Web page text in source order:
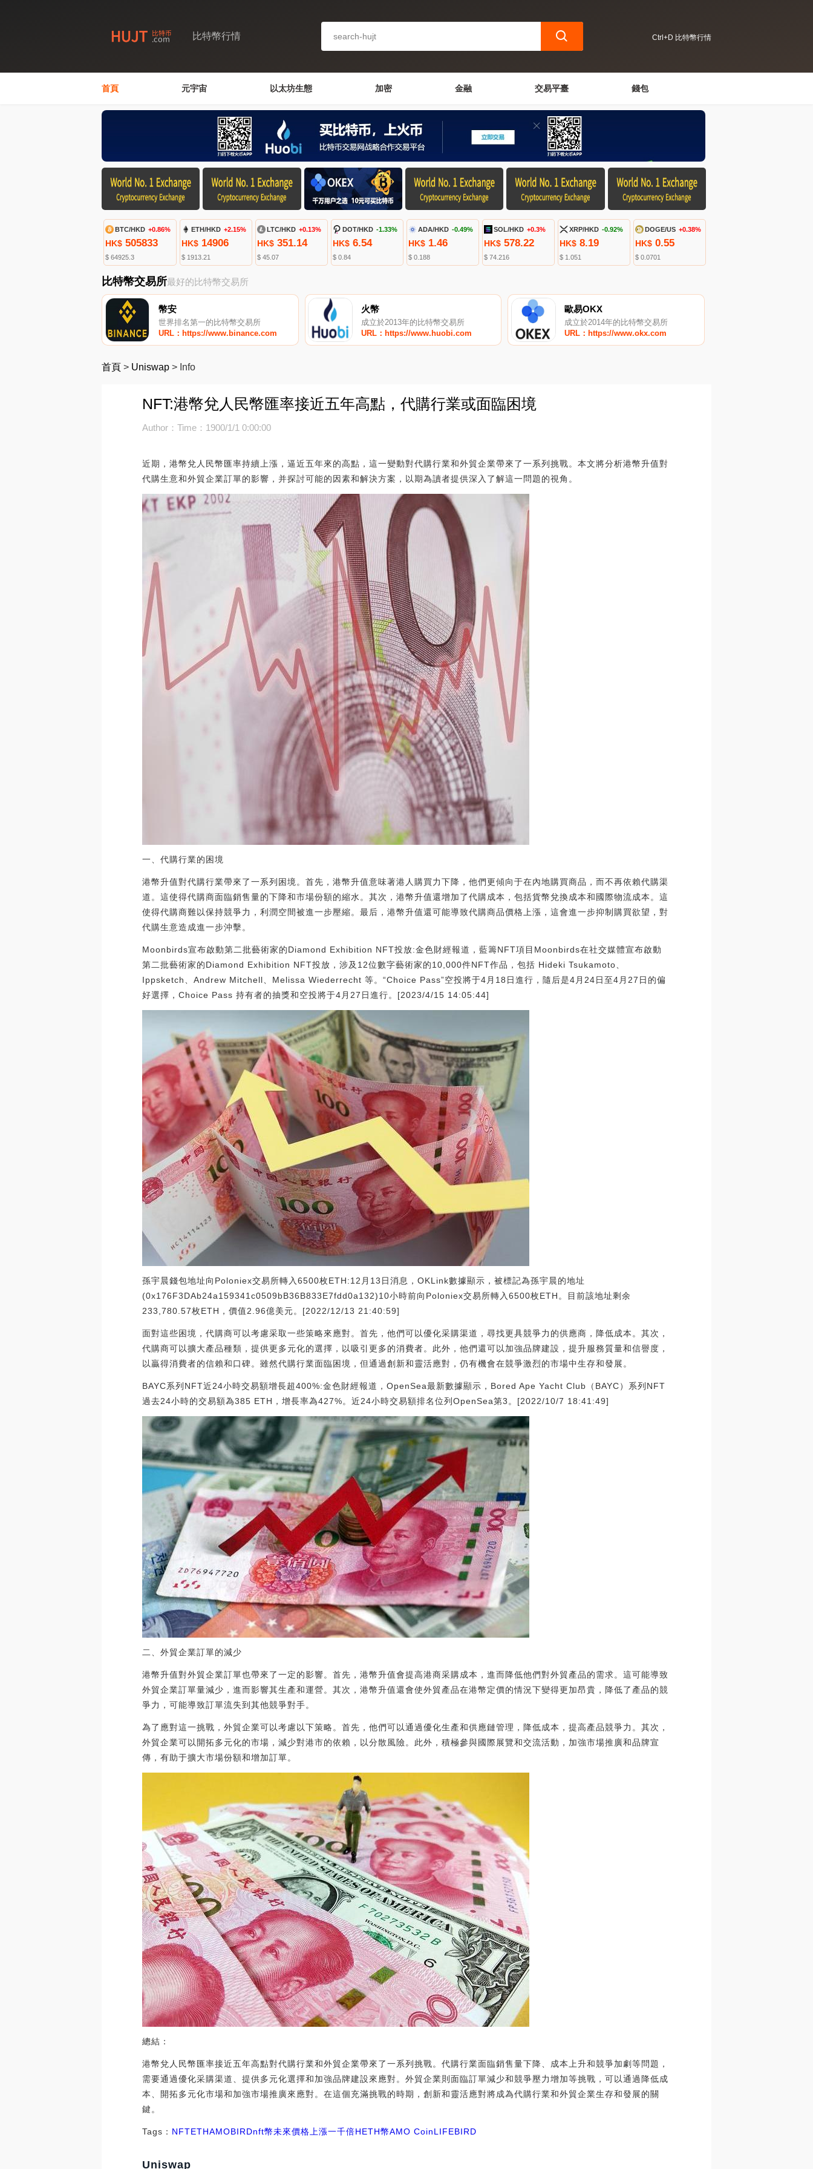
比特幣行情 Ctrl+D 比特幣行情
首頁 元宇宙 以太坊生態 加密 金融 交易平臺 錢包
BTC/HKD +0.86%
HK$ 505833
$ 64925.3
ETH/HKD +2.15%
HK$14906
$ 1913.21
LTC/HKD +0.13%
HK$351.14
$ 45.07
DOT/HKD -1.33%
HK$6.54
$ 0.84
ADA/HKD -0.49%
HK$1.46
$ 0.188
SOL/HKD +0.3%
HK$ 578.22
$ 74.216
XRP/HKD -0.92%
HK$ 8.19
$ 1.051
DOGE/US +0.38%
HK$ 0.55
$ 0.0701
比特幣交易所最好的比特幣交易所
幣安
世界排名第一的比特幣交易所
URL：https://www.binance.com
火幣
成立於2013年的比特幣交易所
URL：https://www.huobi.com
歐易OKX
成立於2014年的比特幣交易所
URL：https://www.okx.com
首頁 > Uniswap > Info
NFT:港幣兌人民幣匯率接近五年高點，代購行業或面臨困境
Author：Time：1900/1/1 0:00:00
近期，港幣兌人民幣匯率持續上漲，逼近五年來的高點，這一變動對代購行業和外貿企業帶來了一系列挑戰。本文將分析港幣升值對
代購生意和外貿企業訂單的影響，并探討可能的因素和解決方案，以期為讀者提供深入了解這一問題的視角。
一、代購行業的困境
港幣升值對代購行業帶來了一系列困境。首先，港幣升值意味著港人購買力下降，他們更傾向于在內地購買商品，而不再依賴代購渠
道。這使得代購商面臨銷售量的下降和市場份額的縮水。其次，港幣升值還增加了代購成本，包括貨幣兌換成本和國際物流成本。這
使得代購商難以保持競爭力，利潤空間被進一步壓縮。最后，港幣升值還可能導致代購商品價格上漲，這會進一步抑制購買欲望，對
代購生意造成進一步沖擊。
Moonbirds宣布啟動第二批藝術家的Diamond Exhibition NFT投放:金色財經報道，藍籌NFT項目Moonbirds在社交媒體宣布啟動
第二批藝術家的Diamond Exhibition NFT投放，涉及12位數字藝術家的10,000件NFT作品，包括 Hideki Tsukamoto、
Ippsketch、Andrew Mitchell、Melissa Wiederrecht 等。“Choice Pass”空投將于4月18日進行，隨后是4月24日至4月27日的偏
好選擇，Choice Pass 持有者的抽獎和空投將于4月27日進行。[2023/4/15 14:05:44]
孫宇晨錢包地址向Poloniex交易所轉入6500枚ETH:12月13日消息，OKLink數據顯示，被標記為孫宇晨的地址
(0x176F3DAb24a159341c0509bB36B833E7fdd0a132)10小時前向Poloniex交易所轉入6500枚ETH。目前該地址剩余
233,780.57枚ETH，價值2.96億美元。[2022/12/13 21:40:59]
面對這些困境，代購商可以考慮采取一些策略來應對。首先，他們可以優化采購渠道，尋找更具競爭力的供應商，降低成本。其次，
代購商可以擴大產品種類，提供更多元化的選擇，以吸引更多的消費者。此外，他們還可以加強品牌建設，提升服務質量和信譽度，
以贏得消費者的信賴和口碑。雖然代購行業面臨困境，但通過創新和靈活應對，仍有機會在競爭激烈的市場中生存和發展。
BAYC系列NFT近24小時交易額增長超400%:金色財經報道，OpenSea最新數據顯示，Bored Ape Yacht Club（BAYC）系列NFT
過去24小時的交易額為385 ETH，增長率為427%。近24小時交易額排名位列OpenSea第3。[2022/10/7 18:41:49]
二、外貿企業訂單的減少
港幣升值對外貿企業訂單也帶來了一定的影響。首先，港幣升值會提高港商采購成本，進而降低他們對外貿產品的需求。這可能導致
外貿企業訂單量減少，進而影響其生產和運營。其次，港幣升值還會使外貿產品在港幣定價的情況下變得更加昂貴，降低了產品的競
爭力，可能導致訂單流失到其他競爭對手。
為了應對這一挑戰，外貿企業可以考慮以下策略。首先，他們可以通過優化生產和供應鏈管理，降低成本，提高產品競爭力。其次，
外貿企業可以開拓多元化的市場，減少對港市的依賴，以分散風險。此外，積極參與國際展覽和交流活動，加強市場推廣和品牌宣
傳，有助于擴大市場份額和增加訂單。
總結：
港幣兌人民幣匯率接近五年高點對代購行業和外貿企業帶來了一系列挑戰。代購行業面臨銷售量下降、成本上升和競爭加劇等問題，
需要通過優化采購渠道、提供多元化選擇和加強品牌建設來應對。外貿企業則面臨訂單減少和競爭壓力增加等挑戰，可以通過降低成
本、開拓多元化市場和加強市場推廣來應對。在這個充滿挑戰的時期，創新和靈活應對將成為代購行業和外貿企業生存和發展的關
鍵。
Tags： NFTETHAMOBIRDnft幣未來價格上漲一千倍HETH幣AMO CoinLIFEBIRD
Uniswap